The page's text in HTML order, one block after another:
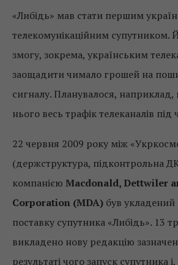
«Либідь» мав стати першим
телекомунікаційним супутником.
змогу, зокрема, українським
заощадити чимало грошей на
сигналу. Планувалося, наприклад,
нього весь трафік телеканалів під
22 червня 2009 року між
(держструктура, підконтрольна
компанією Macdonald, Dettwiler
Corporation (MDA) був
поставку супутника «Либідь». 13
викладено нову редакцію
результаті чого запуск супутника